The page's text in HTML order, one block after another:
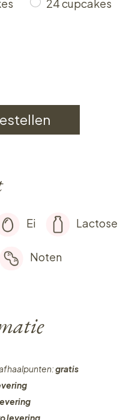
24 cupcakes
Ei Lactose
Noten
gratis
levering